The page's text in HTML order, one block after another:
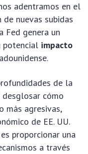
adentramos en el
nuevas subidas
Fed genera un
potencial impacto
de la
cómo
más agresivas,
de EE. UU.
proporcionar una
a través